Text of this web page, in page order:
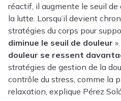
réactif, il augmente le seuil de
la lutte. Lorsqu’il devient
stratégies du corps pour
diminue le seuil de douleur
douleur se ressent
stratégies de gestion de la
contrôle du stress, comme la
relaxation, explique Pérez